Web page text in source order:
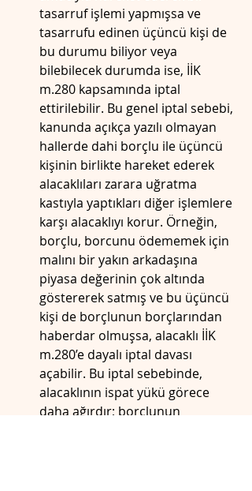
tasarruf işlemi yapmışsa ve
tasarrufu edinen üçüncü kişi de
bu durumu biliyor veya
bilebilecek durumda ise, İİK
m.280 kapsamında iptal
ettirilebilir. Bu genel iptal sebebi,
kanunda açıkça yazılı olmayan
hallerde dahi borçlu ile üçüncü
kişinin birlikte hareket ederek
alacaklıları zarara uğratma
kastıyla yaptıkları diğer işlemlere
karşı alacaklıyı korur. Örneğin,
borçlu, borcunu ödememek için
malını bir yakın arkadaşına
piyasa değerinin çok altında
göstererek satmış ve bu üçüncü
kişi de borçlunun borçlarından
haberdar olmuşsa, alacaklı İİK
m.280’e dayalı iptal davası
açabilir. Bu iptal sebebinde,
alacaklının ispat yükü görece
daha ağırdır; borçlunun